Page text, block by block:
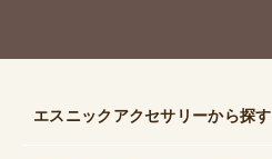
エスニックアクセサリーから探す